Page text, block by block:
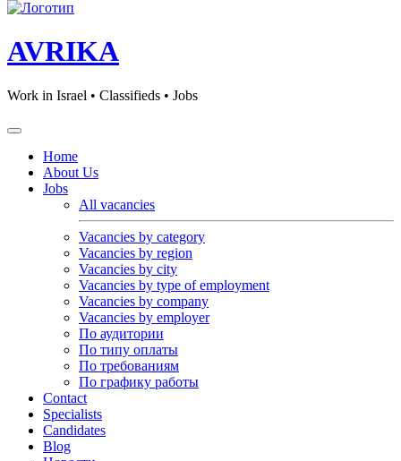
AVRIKA
Work in Israel • Classifieds • Jobs
Home
About Us
Jobs
All vacancies
Vacancies by category
Vacancies by region
Vacancies by city
Vacancies by type of employment
Vacancies by company
Vacancies by employer
По аудитории
По типу оплаты
По требованиям
По графику работы
Contact
Specialists
Candidates
Blog